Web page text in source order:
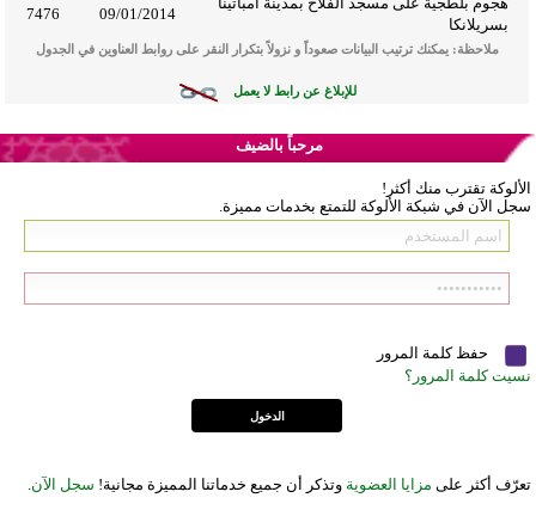
بسريلانكا
09/01/2014
7476
ملاحظة: يمكنك ترتيب البيانات صعوداً و نزولاً بتكرار النقر على روابط العناوين في الجدول
للإبلاغ عن رابط لا يعمل
مرحباً بالضيف
الألوكة تقترب منك أكثر!
سجل الآن في شبكة الألوكة للتمتع بخدمات مميزة.
حفظ كلمة المرور
نسيت كلمة المرور؟
تعرّف أكثر على مزايا العضوية وتذكر أن جميع خدماتنا المميزة مجانية! سجل الآن.